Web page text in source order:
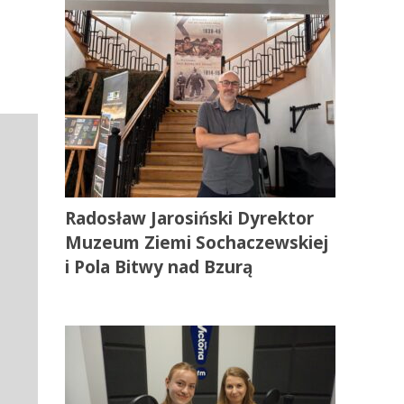
Radosław Jarosiński Dyrektor
Muzeum Ziemi Sochaczewskiej
i Pola Bitwy nad Bzurą